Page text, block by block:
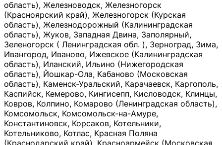
область), Железноводск, Железногорск
(Красноярский край), Железногорск (Курская
область), Железнодорожный (Калининградская
область), Жуков, Западная Двина, Заполярный,
Зеленогорск ( Ленинградская обл. ), Зерноград, Зима,
Ивангород, Иваново, Ижевское (Калининградская
область), Иланский, Ильино (Нижегородская
область), Йошкар-Ола, Кабаново (Московская
область), Каменск-Уральский, Карачаевск, Каргополь,
Каспийск, Кемерово, Кингисепп, Кисловодск, Клинцы,
Ковров, Колпино, Комарово (Ленинградская область),
Комсомольск, Комсомольск-на-Амуре,
Константиновск, Корсаков, Котельники,
Котельниково, Котлас, Красная Поляна
(Краснодарский край), Красноармейск (Московская